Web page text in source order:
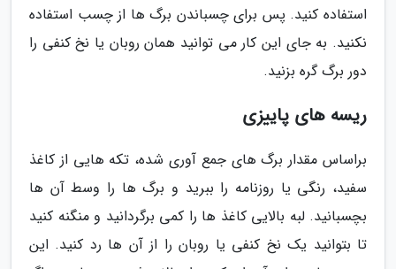
استفاده کنید. پس برای چسباندن برگ ها از چسب استفاده
نکنید. به جای این کار می توانید همان روبان یا نخ کنفی را
دور برگ گره بزنید.
ریسه های پاییزی
براساس مقدار برگ های جمع آوری شده، تکه هایی از کاغذ
سفید، رنگی یا روزنامه را ببرید و برگ ها را وسط آن ها
بچسبانید. لبه بالایی کاغذ ها را کمی برگردانید و منگنه کنید
تا بتوانید یک نخ کنفی یا روبان را از آن ها رد کنید. این